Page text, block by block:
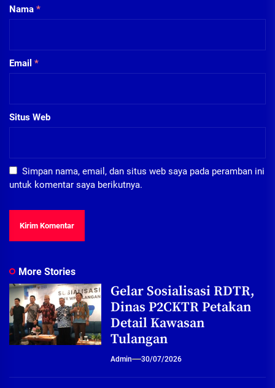
Nama *
Email *
Situs Web
Simpan nama, email, dan situs web saya pada peramban ini
untuk komentar saya berikutnya.
More Stories
Gelar Sosialisasi RDTR,
Dinas P2CKTR Petakan
Detail Kawasan
Tulangan
Admin 30/07/2026